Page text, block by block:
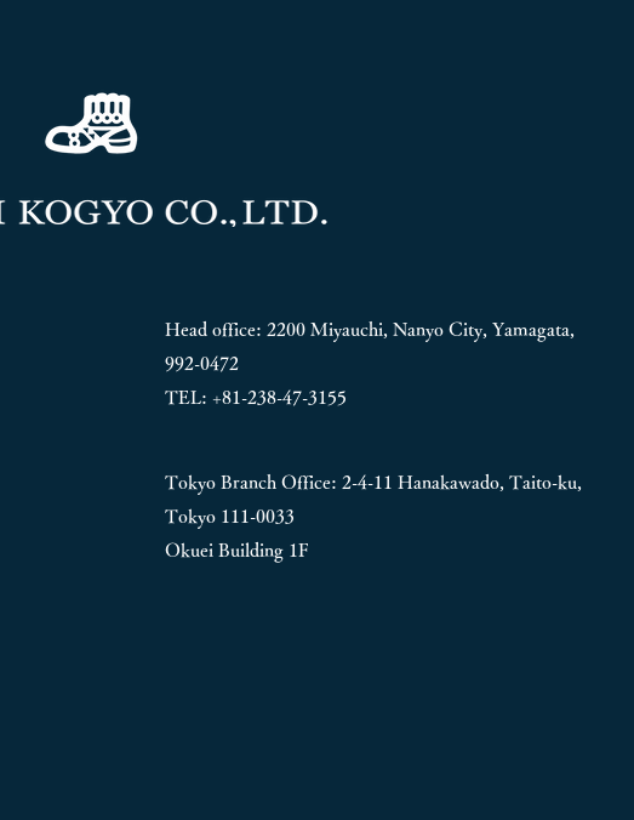
Head office: 2200 Miyauchi, Nanyo City, Yamagata,
992-0472
TEL: +81-238-47-3155
Tokyo Branch Office: 2-4-11 Hanakawado, Taito-ku,
Tokyo 111-0033
Okuei Building 1F